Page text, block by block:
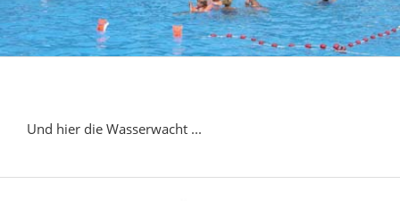
Und hier die Wasserwacht ...